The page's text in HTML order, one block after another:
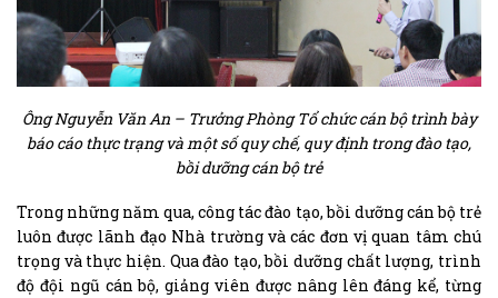
Ông Nguyễn Văn An – Trưởng Phòng Tổ chức cán bộ trình bày
báo cáo thực trạng và một số quy chế, quy định trong đào tạo,
bồi dưỡng cán bộ trẻ
Trong những năm qua, công tác đào tạo, bồi dưỡng cán bộ trẻ
luôn được lãnh đạo Nhà trường và các đơn vị quan tâm chú
trọng và thực hiện. Qua đào tạo, bồi dưỡng chất lượng, trình
độ đội ngũ cán bộ, giảng viên được nâng lên đáng kể, từng